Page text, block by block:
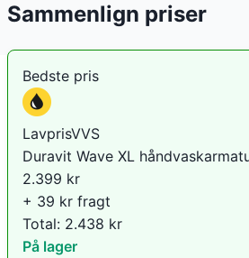
Sammenlign priser
Bedste pris
LavprisVVS
Duravit Wave XL
2.399 kr
+ 39 kr fragt
Total: 2.438 kr
På lager